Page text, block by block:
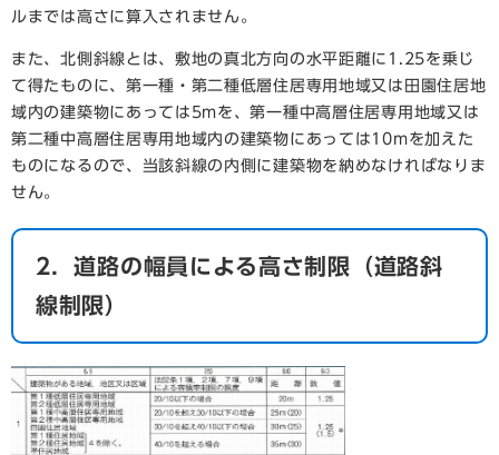
ルまでは高さに算入されません。
また、北側斜線とは、敷地の真北方向の水平距離に1.25を乗じ
て得たものに、第一種・第二種低層住居専用地域又は田園住居地
域内の建築物にあっては5mを、第一種中高層住居専用地域又は
第二種中高層住居専用地域内の建築物にあっては10mを加えた
ものになるので、当該斜線の内側に建築物を納めなければなりま
せん。
2．道路の幅員による高さ制限（道路斜
線制限）